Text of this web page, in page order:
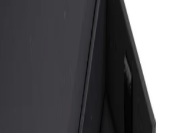
Ролер Loop Iconic,